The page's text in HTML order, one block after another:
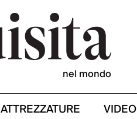
nel mondo
ATTREZZATURE VIDEO